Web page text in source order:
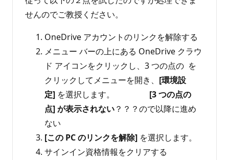
せんのでご教授ください。
OneDrive アカウントのリンクを解除する
メニュー バーの上にある OneDrive クラウ
ド アイコンをクリックし、3 つの点の を
クリックしてメニューを開き、 [環境設
定] を選択します。 [3 つの点の
点]が表示されない？？？ので以降に進め
ない
[この PC のリンクを解除] を選択します。
サインイン資格情報をクリアする